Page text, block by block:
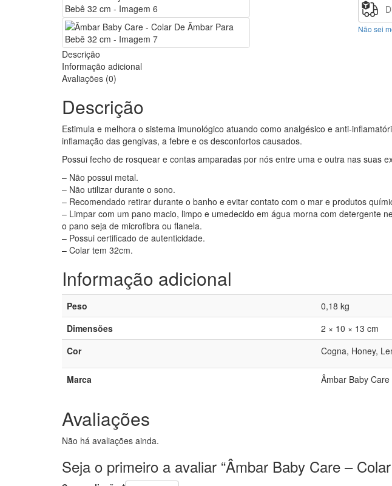
Não sei
Descrição
Informação adicional
Avaliações (0)
Descrição
Estimula e melhora o sistema imunológico atuando como analgésico e anti-
inflamação das gengivas, a febre e os desconfortos causados.
Possui fecho de rosquear e contas amparadas por nós entre uma e outra nas suas
– Não possui metal.
– Não utilizar durante o sono.
– Recomendado retirar durante o banho e evitar contato com o mar e produtos
– Limpar com um pano macio, limpo e umedecido em água morna com detergente
o pano seja de microfibra ou flanela.
– Possui certificado de autenticidade.
– Colar tem 32cm.
Informação adicional
Peso
0,18 kg
Dimensões
2 × 10 × 13 cm
Cor
Cogna, Honey,
Marca Âmbar Baby Care
Avaliações
Não há avaliações ainda.
Seja o primeiro a avaliar “Âmbar Baby Care –